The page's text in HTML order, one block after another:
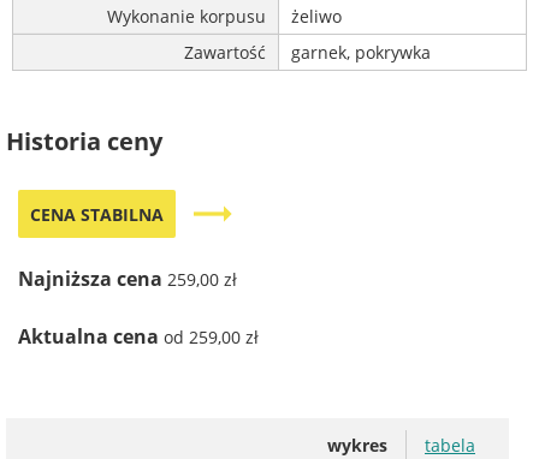
Wykonanie korpusu
żeliwo
Zawartość
garnek, pokrywka
Historia ceny
CENA STABILNA trending_flat
Najniższa cena 259,00 zł
Aktualna cena od 259,00 zł
wykres tabela